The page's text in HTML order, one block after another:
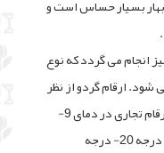
بسیار حساس است و
انجام می گردد که نوع
ارقام گردو از نظر
حساسیت به سرما با هم متفاوتند. اکثر ارقام تجاری در دمای 9-
درجه سانتی گراد خسارت می بینند و در درجه 20- درجه